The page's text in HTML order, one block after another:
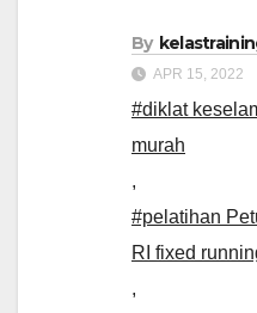
By
APR 15, 2022
#diklat
murah
,
#pelatihan
RI fixed
,